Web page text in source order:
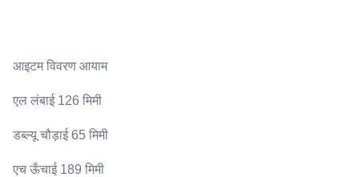
आइटम विवरण आयाम
एल लंबाई 126 मिमी
डब्ल्यू चौड़ाई 65 मिमी
एच ऊँचाई 189 मिमी